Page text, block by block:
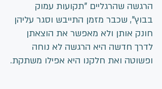
הרגשה שהרגליים "תקועות עמוק
בבוץ", שכבר מזמן התייבש וסגר עליהן
חונק אותן ולא מאפשר את הוצאתן
לדרך חדשה היא הרגשה לא נוחה
ופשוטה ואת חלקנו היא אפילו משתקת.